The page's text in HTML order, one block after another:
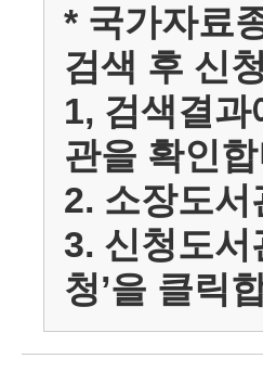
* 국가자료
검색 후 신
1, 검색결과
관을 확인
2. 소장도서
3. 신청도서
청’을 클릭